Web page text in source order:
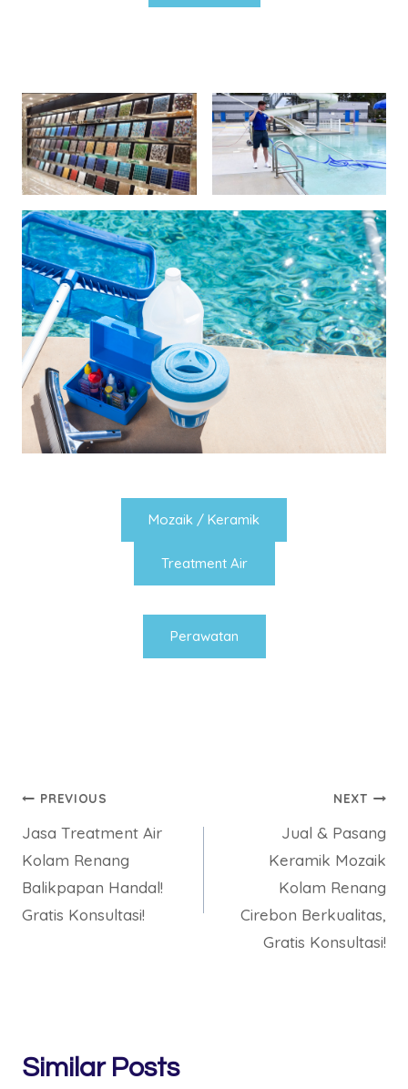
Mozaik / Keramik
Treatment Air
Perawatan
Post
navigation
PREVIOUS
Jasa Treatment Air
Kolam Renang
Balikpapan Handal!
Gratis Konsultasi!
NEXT
Jual & Pasang
Keramik Mozaik
Kolam Renang
Cirebon Berkualitas,
Gratis Konsultasi!
Similar Posts